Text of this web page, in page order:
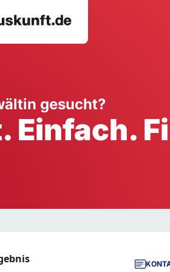
Handwerk
Dienstleistung
gesucht?
Einfach.